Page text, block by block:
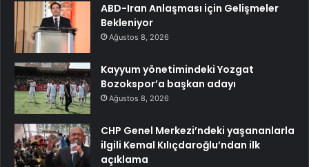
ABD-Iran Anlaşması için Gelişmeler
Bekleniyor
Ağustos 8, 2026
Kayyum yönetimindeki Yozgat
Bozokspor’a başkan adayı
Ağustos 8, 2026
CHP Genel Merkezi’ndeki yaşananlarla
ilgili Kemal Kılıçdaroğlu’ndan ilk
açıklama